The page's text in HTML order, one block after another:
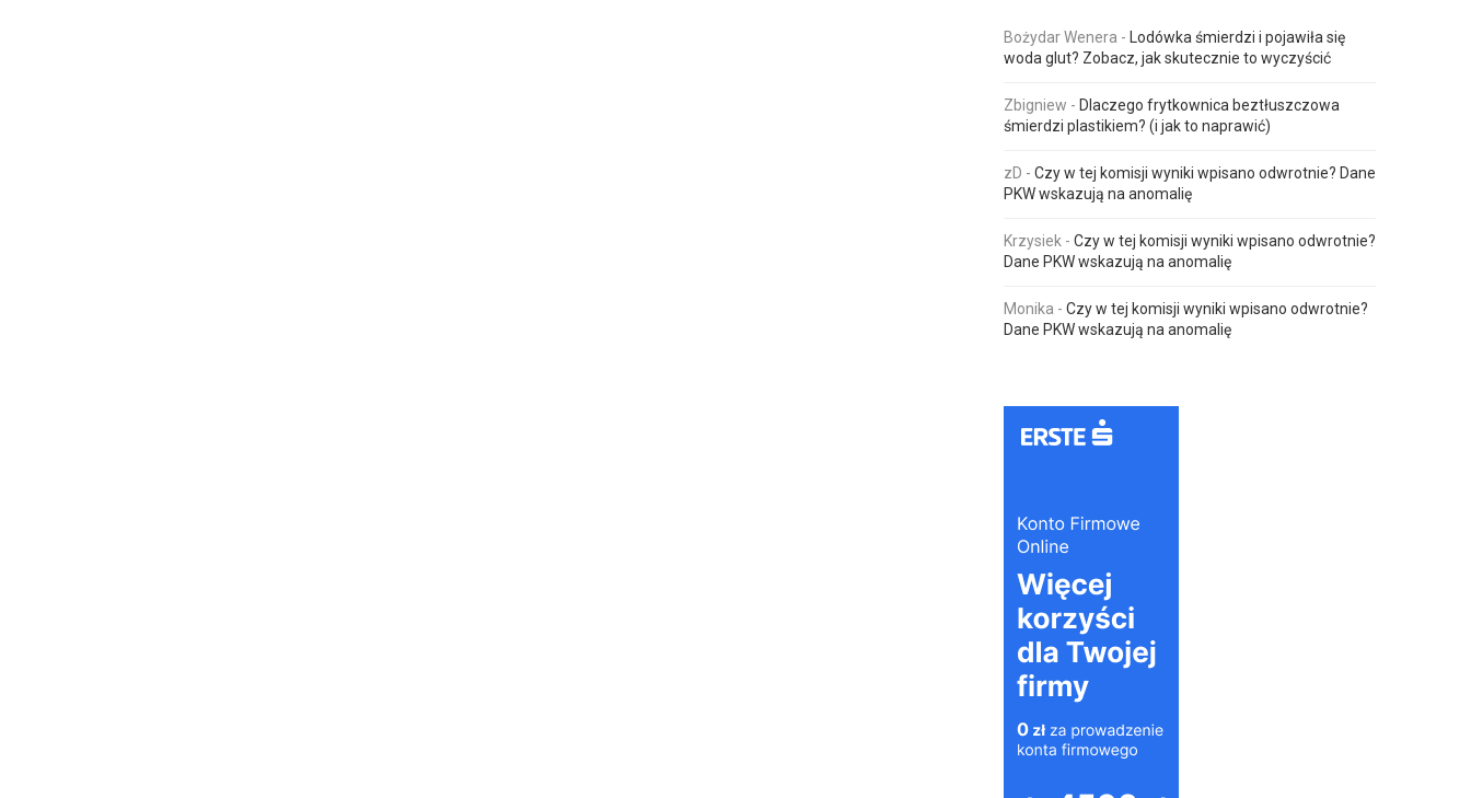
Bożydar Wenera -
Lodówka śmierdzi i pojawiła się
woda glut? Zobacz, jak skutecznie to wyczyścić
Zbigniew - Dlaczego frytkownica beztłuszczowa
śmierdzi plastikiem? (i jak to naprawić)
zD - Czy w tej komisji wyniki wpisano odwrotnie? Dane
PKW wskazują na anomalię
Krzysiek - Czy w tej komisji wyniki wpisano odwrotnie?
Dane PKW wskazują na anomalię
Monika - Czy w tej komisji wyniki wpisano odwrotnie?
Dane PKW wskazują na anomalię